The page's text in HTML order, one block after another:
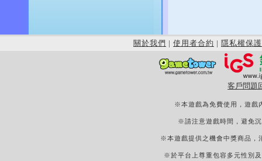
關於我們 | 使用者合約 | 隱私權保護
客戶問題
※本遊戲為免費使用，遊戲
※請注意遊戲時間，避免
※本遊戲提供之機會中獎商品，
※於平台上尊重包容多元性別